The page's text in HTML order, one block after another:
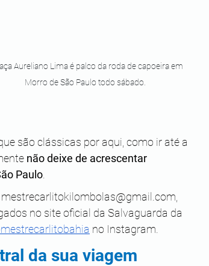
Aureliano Lima é palco da roda de capoeira em
Morro de São Paulo todo sábado.
são clássicas por aqui, como ir até a
não deixe de acrescentar
Paulo
mestrecarlitokilombolas@gmail.com
no site oficial da Salvaguarda da
no Instagram.
da sua viagem